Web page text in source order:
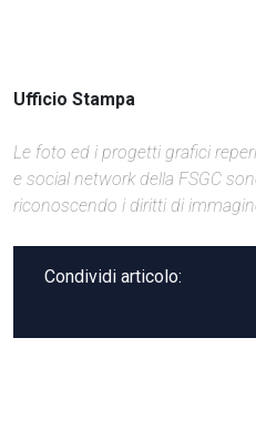
Ufficio Stampa
Le foto ed i progetti grafici
e social network della FSGC
riconoscendo i diritti di
Condividi articolo: